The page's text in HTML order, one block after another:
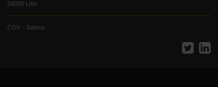
59000 Lille
CGV – Salons